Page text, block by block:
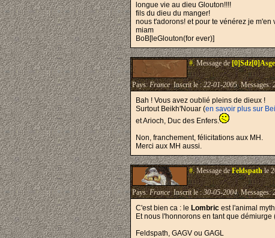
longue vie au dieu Glouton!!!!
fils du dieu du manger!
nous t'adorons! et pour te vénérez je m'en
miam
BoB[leGlouton(for ever)]
#.Message de
Pays:FranceInscrit le :22-01-2005Messages:
Bah ! Vous avez oublié pleins de dieux !
Surtout Beikh'Nouar (en savoir plus sur
et Arioch, Duc des Enfers.
Non, franchement, félicitations aux MH.
Merci aux MH aussi.
#.Message deFeldspathle
Pays:FranceInscrit le :30-05-2004Messages:
C'est bien ca : le Lombric est l'animal
Et nous l'honnorons en tant que démiurge
Feldspath, GAGV ou GAGL